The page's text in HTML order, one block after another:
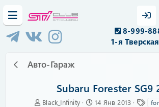
8-999-
1-я
Авто-Гараж
Subaru Forester SG9
А
Black_Infinity
Д
14 Янв 2013